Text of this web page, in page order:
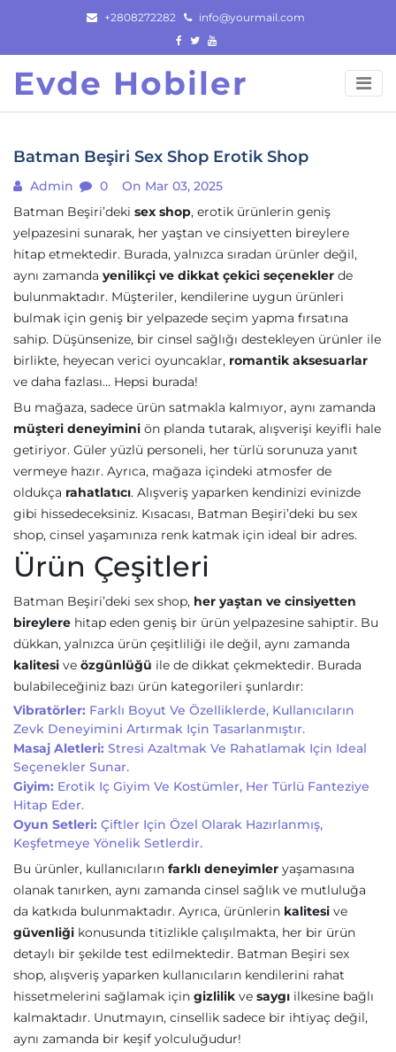
content
+2808272282 info@yourmail.com
Evde Hobiler
Batman Beşiri Sex Shop Erotik Shop
Admin 0
On Mar 03, 2025
Batman Beşiri’deki sex shop, erotik ürünlerin geniş
yelpazesini sunarak, her yaştan ve cinsiyetten bireylere
hitap etmektedir. Burada, yalnızca sıradan ürünler değil,
aynı zamanda yenilikçi ve dikkat çekici seçenekler de
bulunmaktadır. Müşteriler, kendilerine uygun ürünleri
bulmak için geniş bir yelpazede seçim yapma fırsatına
sahip. Düşünsenize, bir cinsel sağlığı destekleyen ürünler ile
birlikte, heyecan verici oyuncaklar, romantik aksesuarlar
ve daha fazlası… Hepsi burada!
Bu mağaza, sadece ürün satmakla kalmıyor, aynı zamanda
müşteri deneyimini ön planda tutarak, alışverişi keyifli hale
getiriyor. Güler yüzlü personeli, her türlü sorunuza yanıt
vermeye hazır. Ayrıca, mağaza içindeki atmosfer de
oldukça rahatlatıcı. Alışveriş yaparken kendinizi evinizde
gibi hissedeceksiniz. Kısacası, Batman Beşiri’deki bu sex
shop, cinsel yaşamınıza renk katmak için ideal bir adres.
Ürün Çeşitleri
Batman Beşiri’deki sex shop, her yaştan ve cinsiyetten
bireylere hitap eden geniş bir ürün yelpazesine sahiptir. Bu
dükkan, yalnızca ürün çeşitliliği ile değil, aynı zamanda
kalitesi ve özgünlüğü ile de dikkat çekmektedir. Burada
bulabileceğiniz bazı ürün kategorileri şunlardır:
Vibratörler: Farklı Boyut Ve Özelliklerde, Kullanıcıların
Zevk Deneyimini Artırmak Için Tasarlanmıştır.
Masaj Aletleri: Stresi Azaltmak Ve Rahatlamak Için Ideal
Seçenekler Sunar.
Giyim: Erotik Iç Giyim Ve Kostümler, Her Türlü Fanteziye
Hitap Eder.
Oyun Setleri: Çiftler Için Özel Olarak Hazırlanmış,
Keşfetmeye Yönelik Setlerdir.
Bu ürünler, kullanıcıların farklı deneyimler yaşamasına
olanak tanırken, aynı zamanda cinsel sağlık ve mutluluğa
da katkıda bulunmaktadır. Ayrıca, ürünlerin kalitesi ve
güvenliği konusunda titizlikle çalışılmakta, her bir ürün
detaylı bir şekilde test edilmektedir. Batman Beşiri sex
shop, alışveriş yaparken kullanıcıların kendilerini rahat
hissetmelerini sağlamak için gizlilik ve saygı ilkesine bağlı
kalmaktadır. Unutmayın, cinsellik sadece bir ihtiyaç değil,
aynı zamanda bir keşif yolculuğudur!